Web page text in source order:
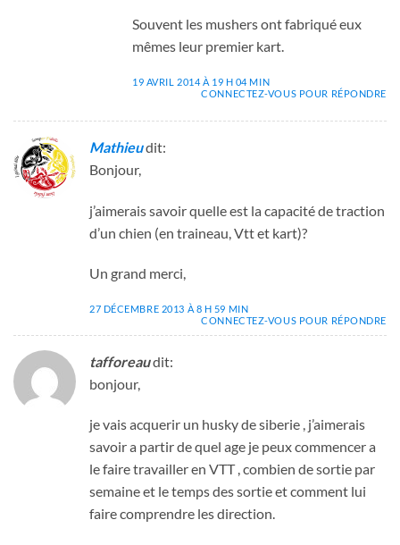
Souvent les mushers ont fabriqué eux
mêmes leur premier kart.
19 AVRIL 2014 À 19 H 04 MIN
CONNECTEZ-VOUS POUR RÉPONDRE
Mathieudit:
Bonjour,
j’aimerais savoir quelle est la capacité de traction
d’un chien (en traineau, Vtt et kart)?
Un grand merci,
27 DÉCEMBRE 2013 À 8 H 59 MIN
CONNECTEZ-VOUS POUR RÉPONDRE
tafforeaudit:
bonjour,
je vais acquerir un husky de siberie , j’aimerais
savoir a partir de quel age je peux commencer a
le faire travailler en VTT , combien de sortie par
semaine et le temps des sortie et comment lui
faire comprendre les direction.